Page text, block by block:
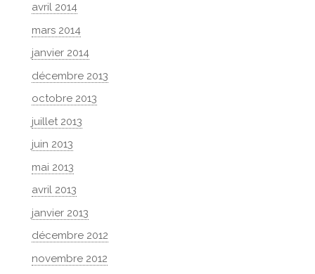
avril 2014
mars 2014
janvier 2014
décembre 2013
octobre 2013
juillet 2013
juin 2013
mai 2013
avril 2013
janvier 2013
décembre 2012
novembre 2012